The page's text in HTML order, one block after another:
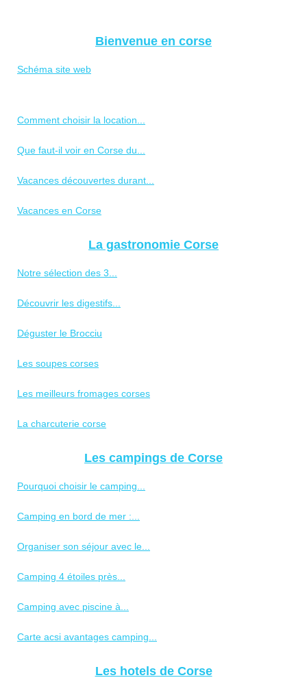
Bienvenue en corse
Schéma site web
Comment choisir la location...
Que faut-il voir en Corse du...
Vacances découvertes durant...
Vacances en Corse
La gastronomie Corse
Notre sélection des 3...
Découvrir les digestifs...
Déguster le Brocciu
Les soupes corses
Les meilleurs fromages corses
La charcuterie corse
Les campings de Corse
Pourquoi choisir le camping...
Camping en bord de mer :...
Organiser son séjour avec le...
Camping 4 étoiles près...
Camping avec piscine à...
Carte acsi avantages camping...
Les hotels de Corse